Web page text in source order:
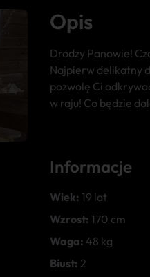
Opis
Drodzy Panowie!
Najpierw delikatny
pozwolę Ci
w raju! Co będzie
Informacje
Wiek: 19 lat
Wzrost: 170 cm
Waga: 48 kg
Biust: 2